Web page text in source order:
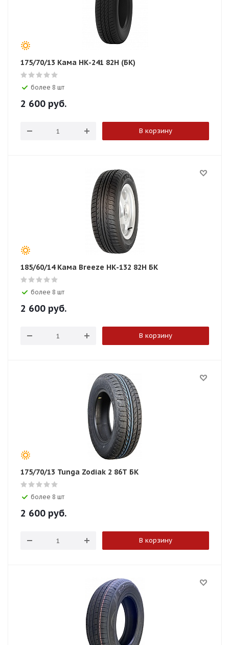
175/70/13 Кама НК-241 82H (БК)
более 8 шт
2 600 руб.
В корзину
185/60/14 Кама Breeze НК-132 82H БК
более 8 шт
2 600 руб.
В корзину
175/70/13 Tunga Zodiak 2 86T БК
более 8 шт
2 600 руб.
В корзину